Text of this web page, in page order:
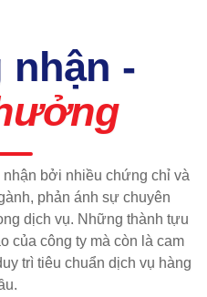
-
bởi nhiều chứng chỉ và
phản ánh sự chuyên
dịch vụ. Những thành tựu
của công ty mà còn là cam
trì tiêu chuẩn dịch vụ hàng